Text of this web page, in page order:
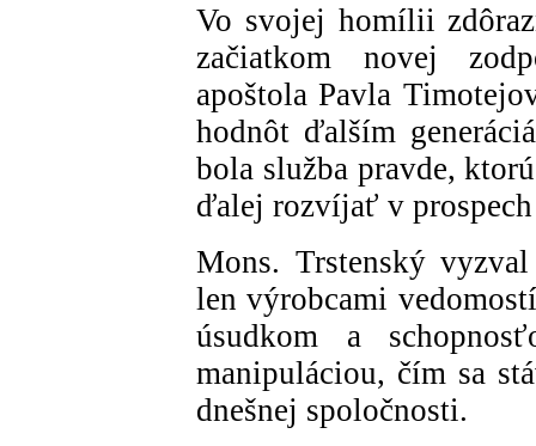
Vo svojej homílii
začiatkom novej
apoštola Pavla
hodnôt ďalším
bola služba pravde,
ďalej rozvíjať v
Mons. Trstenský
len výrobcami
úsudkom a
manipuláciou, čím sa
dnešnej spoločnosti.